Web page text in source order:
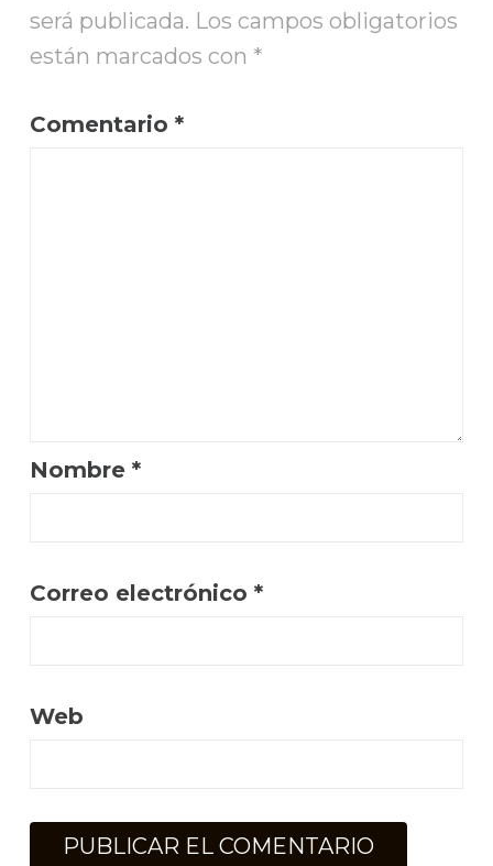
será publicada. Los campos obligatorios
están marcados con *
Comentario *
Nombre *
Correo electrónico *
Web